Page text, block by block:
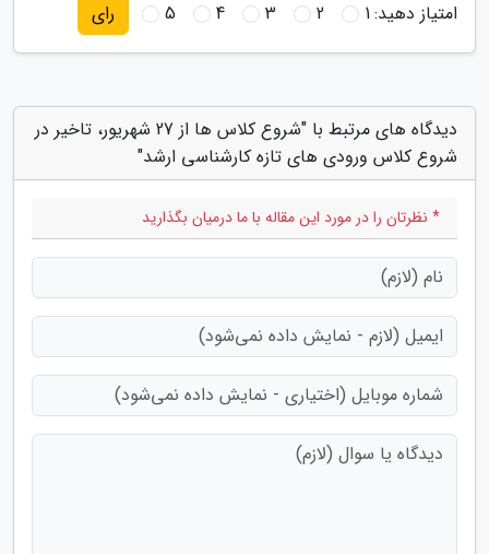
امتیاز دهید:1
2
3
4
5 رای
دیدگاه های مرتبط با "شروع کلاس ها از 27 شهریور، تاخیر در
شروع کلاس ورودی های تازه کارشناسی ارشد"
* نظرتان را در مورد این مقاله با ما درمیان بگذارید